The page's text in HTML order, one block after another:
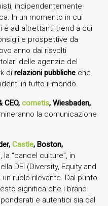
indipendentemente
In un momento in cui
e ad altrettanti trend a cui
e prospettive da
anno dai risvolti
delle agenzie del
di relazioni pubbliche che
in tutto il mondo.
CEO, cometis, Wiesbaden,
la comunicazione
Castle, Boston,
la “cancel culture”, in
DEI (Diversity, Equity and
ruolo rilevante. Dal punto
significa che i brand
e autentici sia dal